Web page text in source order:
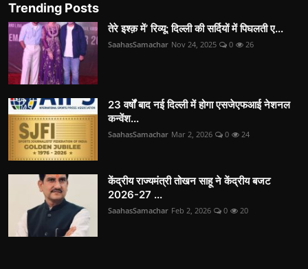
Trending Posts
तेरे इश्क़ में’ रिव्यू: दिल्ली की सर्दियों में पिघलती ए...
SaahasSamachar Nov 24, 2025 0 26
23 वर्षों बाद नई दिल्ली में होगा एसजेएफआई नेशनल
कन्वेंश...
SaahasSamachar Mar 2, 2026 0 24
केंद्रीय राज्यमंत्री तोखन साहू ने केंद्रीय बजट
2026-27 ...
SaahasSamachar Feb 2, 2026 0 20